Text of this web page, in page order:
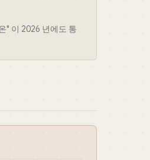
" 이 2026 년에도 통